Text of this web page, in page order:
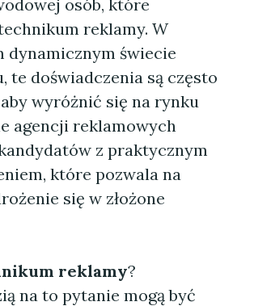
osób, które
reklamy. W
dynamicznym świecie
te doświadczenia są często
wyróżnić się na rynku
agencji reklamowych
z praktycznym
które pozwala na
się w złożone
reklamy?
na to pytanie mogą być